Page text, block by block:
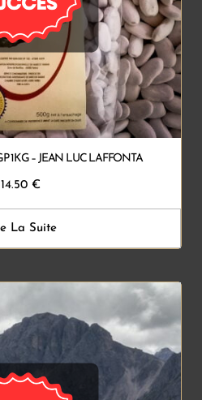
1KG – JEAN LUC LAFFONTA
14.50 €
La Suite